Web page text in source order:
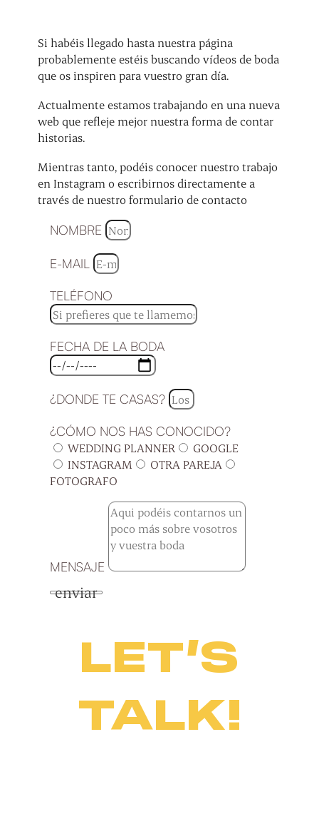
Si habéis llegado hasta nuestra página
probablemente estéis buscando vídeos de boda
que os inspiren para vuestro gran día.
Actualmente estamos trabajando en una nueva
web que refleje mejor nuestra forma de contar
historias.
Mientras tanto, podéis conocer nuestro trabajo
en Instagram o escribirnos directamente a
través de nuestro formulario de contacto
NOMBRE
E-MAIL
TELÉFONO
FECHA DE LA BODA
¿DONDE TE CASAS?
¿CÓMO NOS HAS CONOCIDO?
WEDDING PLANNER
GOOGLE
INSTAGRAM
OTRA PAREJA
FOTOGRAFO
MENSAJE
enviar
LET’S
TALK!